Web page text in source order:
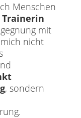
Menschen
mit
nicht
, sondern